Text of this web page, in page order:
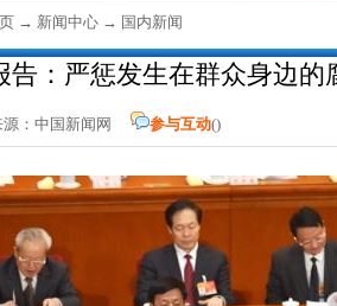
→ 新闻中心 → 国内新闻
告：严惩发生在群众身边的
： 中国新闻网 参与互动()